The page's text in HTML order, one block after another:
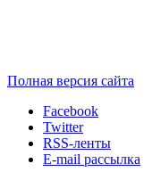
Полная версия сайта
Facebook
Twitter
RSS-ленты
E-mail рассылка